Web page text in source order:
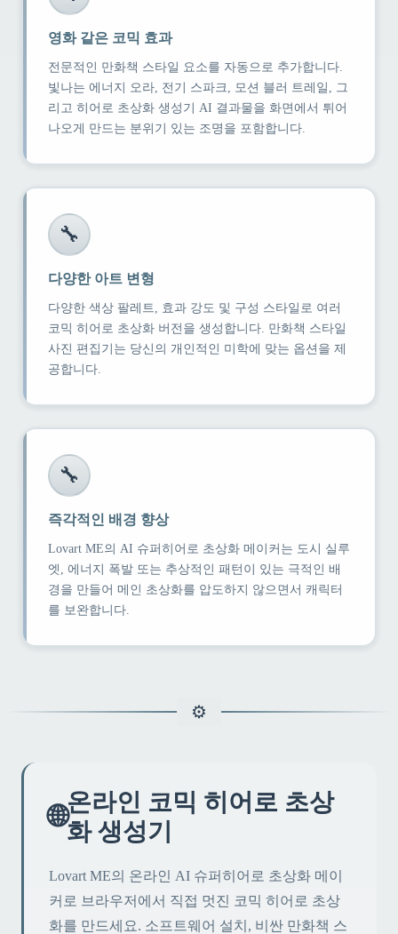
영화 같은 코믹 효과
전문적인 만화책 스타일 요소를 자동으로 추가합니다.
빛나는 에너지 오라, 전기 스파크, 모션 블러 트레일, 그
리고 히어로 초상화 생성기 AI 결과물을 화면에서 튀어
나오게 만드는 분위기 있는 조명을 포함합니다.
🔧
다양한 아트 변형
다양한 색상 팔레트, 효과 강도 및 구성 스타일로 여러
코믹 히어로 초상화 버전을 생성합니다. 만화책 스타일
사진 편집기는 당신의 개인적인 미학에 맞는 옵션을 제
공합니다.
🔧
즉각적인 배경 향상
Lovart ME의 AI 슈퍼히어로 초상화 메이커는 도시 실루
엣, 에너지 폭발 또는 추상적인 패턴이 있는 극적인 배
경을 만들어 메인 초상화를 압도하지 않으면서 캐릭터
를 보완합니다.
🌐온라인 코믹 히어로 초상
화 생성기
Lovart ME의 온라인 AI 슈퍼히어로 초상화 메이
커로 브라우저에서 직접 멋진 코믹 히어로 초상
화를 만드세요. 소프트웨어 설치, 비싼 만화책 스